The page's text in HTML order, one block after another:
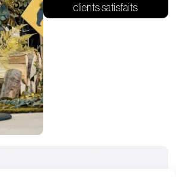
clients satisfaits